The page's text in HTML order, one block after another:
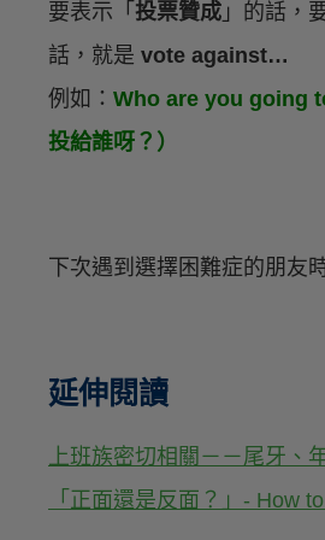
要表示「 投票贊成 」的話，
話，就是 vote against…
例如： Who are you going
投給誰呀？）
下次遇到選擇困難症的朋友
延伸閱讀
上班族密切相關－－尾牙、
「正面還是反面？」- How